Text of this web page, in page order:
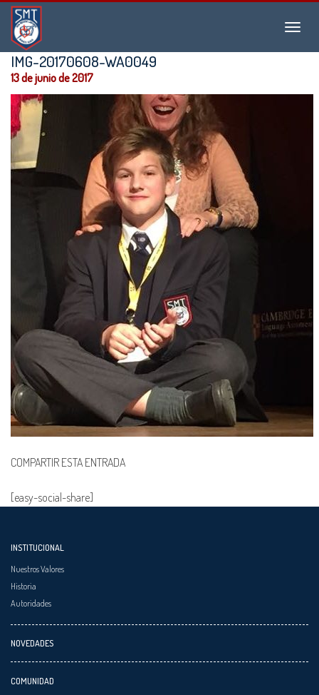
Menu
Instituto
San
Martín
de
Tours
IMG-20170608-WA0049
13 de junio de 2017
COMPARTIR ESTA ENTRADA
[easy-social-share]
INSTITUCIONAL
Nuestros Valores
Historia
Autoridades
NOVEDADES
COMUNIDAD